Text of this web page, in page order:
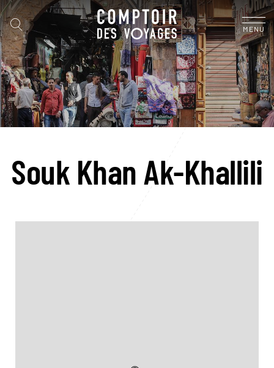
MENU
Souk Khan Ak-Khallili